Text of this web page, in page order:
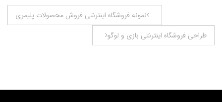
نوشته
نمونه فروشگاه اینترنتی فروش محصولات پلیمری
طراحی فروشگاه اینترنتی بازی و لوگو